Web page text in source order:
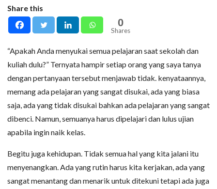
Share this
0
Shares
“Apakah Anda menyukai semua pelajaran saat sekolah dan
kuliah dulu?” Ternyata hampir setiap orang yang saya tanya
dengan pertanyaan tersebut menjawab tidak. kenyataannya,
memang ada pelajaran yang sangat disukai, ada yang biasa
saja, ada yang tidak disukai bahkan ada pelajaran yang sangat
dibenci. Namun, semuanya harus dipelajari dan lulus ujian
apabila ingin naik kelas.
Begitu juga kehidupan. Tidak semua hal yang kita jalani itu
menyenangkan. Ada yang rutin harus kita kerjakan, ada yang
sangat menantang dan menarik untuk ditekuni tetapi ada juga